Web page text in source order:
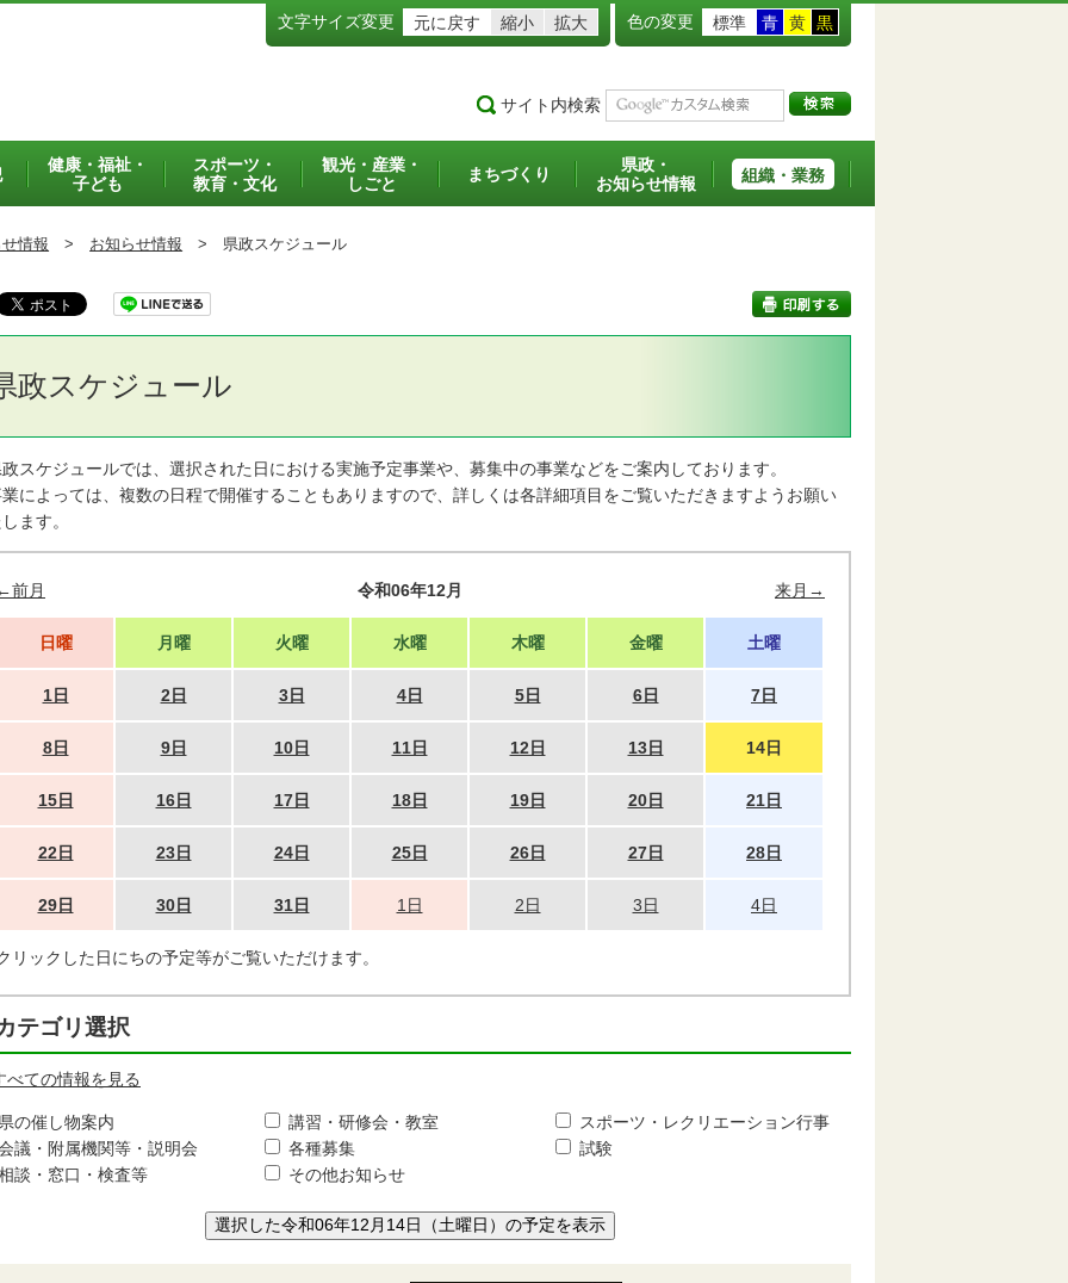
文字サイズ変更 元に戻す 縮小 拡大 色の変更 標準 青 黄 黒
サイト内検索
健康・福祉・
子ども
スポーツ・
教育・文化
観光・産業・
しごと
まちづくり
県政・
お知らせ情報
組織・業務
情報 > お知らせ情報 > 県政スケジュール
政スケジュール
スケジュールでは、選択された日における実施予定事業や、募集中の事業などをご案内しております。
によっては、複数の日程で開催することもありますので、詳しくは各詳細項目をご覧いただきますようお願い
ます。
←前月 令和06年12月 来月→
日曜 月曜 火曜 水曜 木曜 金曜 土曜
1日 2日 3日 4日 5日 6日 7日
8日 9日 10日 11日 12日 13日 14日
15日 16日 17日 18日 19日 20日 21日
22日 23日 24日 25日 26日 27日 28日
29日 30日 31日 1日 2日 3日 4日
リックした日にちの予定等がご覧いただけます。
テゴリ選択
べての情報を見る
県の催し物案内 講習・研修会・教室
スポーツ・レクリエーション行事
議・附属機関等・説明会
各種募集
試験
談・窓口・検査等
その他お知らせ
選択した令和06年12月14日（土曜日）の予定を表示